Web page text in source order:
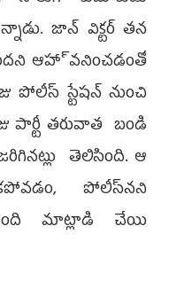
జాన్‌ విక్టర్‌ తన
ఆహా్వనించడంతో
పోలీస్‌ స్టేషన్‌ నుంచి
పార్టీ తరువాత బండి
తెలిసింది. ఆ
పోలీస్‌నని
మాట్లాడి చేయి